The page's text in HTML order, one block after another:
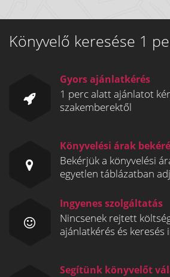
Könyvelő keresése 1
Gyors ajánlatkérés
1 perc alatt ajánlatot
szakemberektől
Könyvelési árak
Bekérjük a könyvelési
egyetlen táblázatban
Ingyenes szolgáltatás
Nincsenek rejtett
ajánlatkérés és keresés
Segítünk könyvelőt